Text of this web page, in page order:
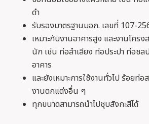
ดำ
รับรองมาตรฐานมอก. เลขที่ 107-
เหมาะกับงานอาคารสูง และงานโคร
นัก เช่น ท่อลำเลียง ท่อประปา ท่อชล
อาคาร
และยังเหมาะการใช้งานทั่วไป ร้อยท่อ
งานตกแต่งอื่น ๆ
ทุกขนาดสามารถนำไปชุบสังกะสีได้